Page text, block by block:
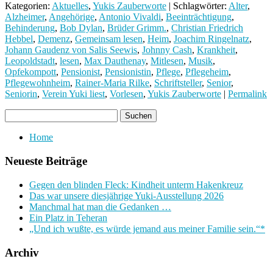
Kategorien: Aktuelles, Yukis Zauberworte | Schlagwörter: Alter,
Alzheimer, Angehörige, Antonio Vivaldi, Beeinträchtigung,
Behinderung, Bob Dylan, Brüder Grimm., Christian Friedrich
Hebbel, Demenz, Gemeinsam lesen, Heim, Joachim Ringelnatz,
Johann Gaudenz von Salis Seewis, Johnny Cash, Krankheit,
Leopoldstadt, lesen, Max Dauthenay, Mitlesen, Musik,
Opfekompott, Pensionist, Pensionistin, Pflege, Pflegeheim,
Pflegewohnheim, Rainer-Maria Rilke, Schriftsteller, Senior,
Seniorin, Verein Yuki liest, Vorlesen, Yukis Zauberworte Permalink
Home
Neueste Beiträge
Gegen den blinden Fleck: Kindheit unterm Hakenkreuz
Das war unsere diesjährige Yuki-Ausstellung 2026
Manchmal hat man die Gedanken …
Ein Platz in Teheran
„Und ich wußte, es würde jemand aus meiner Familie sein.“*
Archiv